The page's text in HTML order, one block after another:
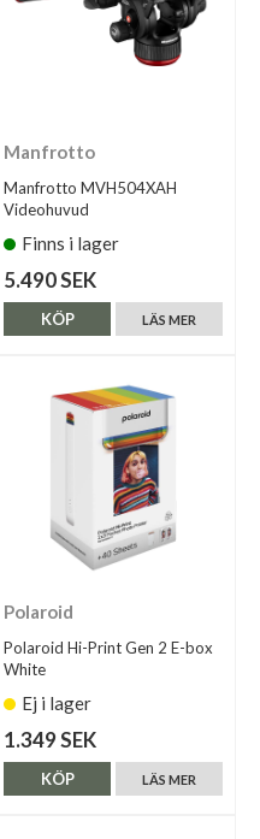
Manfrotto
Manfrotto MVH504XAH
Videohuvud
Finns i lager
5.490 SEK
LÄS MER
KÖP
Polaroid
Polaroid Hi-Print Gen 2 E-box
White
Ej i lager
1.349 SEK
LÄS MER
KÖP